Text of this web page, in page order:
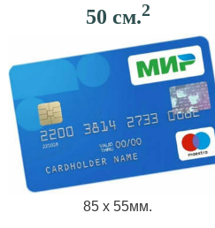
50 см.2
85 х 55мм.